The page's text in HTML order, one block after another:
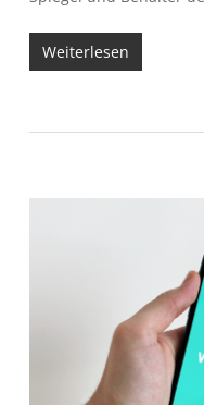
Weiterlesen